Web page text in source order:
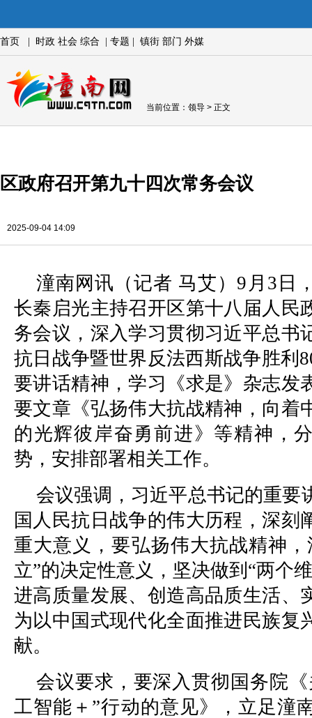
首页 时政 社会 综合 专题 镇街 部门 外媒
当前位置： 领导 > 正文
区政府召开第九十四次常务会议
2025-09-04 14:09
潼南网讯（记者 马艾）9月3日
长秦启光主持召开区第十八届人民
务会议，深入学习贯彻习近平总书
抗日战争暨世界反法西斯战争胜利
要讲话精神，学习《求是》杂志发
要文章《弘扬伟大抗战精神，向着
的光辉彼岸奋勇前进》等精神，
势，安排部署相关工作。
会议强调，习近平总书记的重要
国人民抗日战争的伟大历程，深刻
重大意义，要弘扬伟大抗战精神
立”的决定性意义，坚决做到“两个
进高质量发展、创造高品质生活、
为以中国式现代化全面推进民族复
献。
会议要求，要深入贯彻国务院
工智能＋”行动的意见》，立足潼